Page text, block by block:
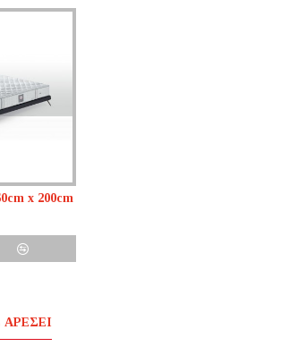
x 200cm